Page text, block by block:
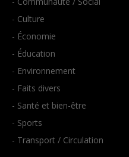
- Culture
- Économie
- Éducation
- Environnement
- Faits divers
- Santé et bien-être
- Sports
- Transport / Circulation